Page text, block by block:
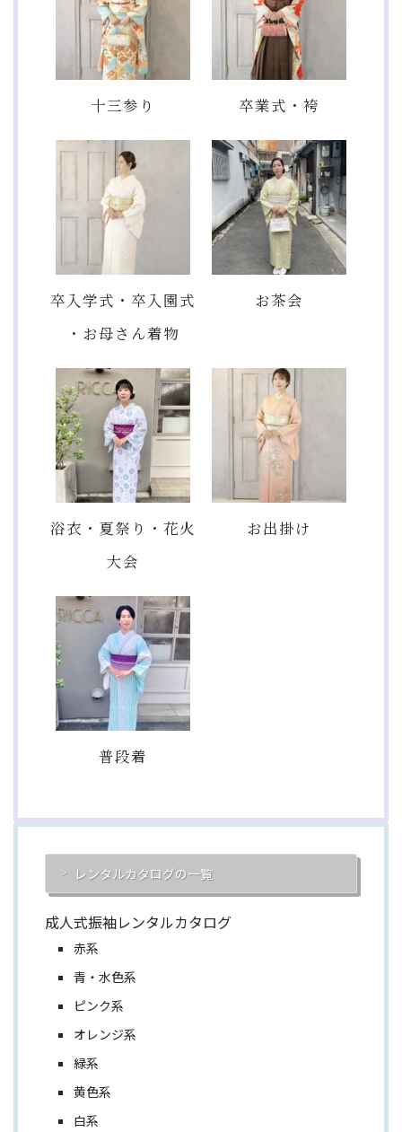
十三参り 卒業式・袴
卒入学式・卒入園式
・お母さん着物
お茶会
浴衣・夏祭り・花火
大会
お出掛け
普段着
レンタルカタログの一覧
成人式振袖レンタルカタログ
赤系
青・水色系
ピンク系
オレンジ系
緑系
黄色系
白系